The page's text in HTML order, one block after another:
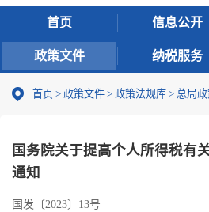
首页 信息公开
政策文件 纳税服务
首页 > 政策文件 > 政策法规库 > 总局
国务院关于提高个人所得税有
通知
国发〔2023〕13号